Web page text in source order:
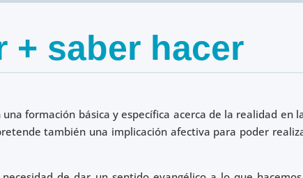
+ saber hacer
formación básica y específica acerca de la realidad en
también una implicación afectiva para poder